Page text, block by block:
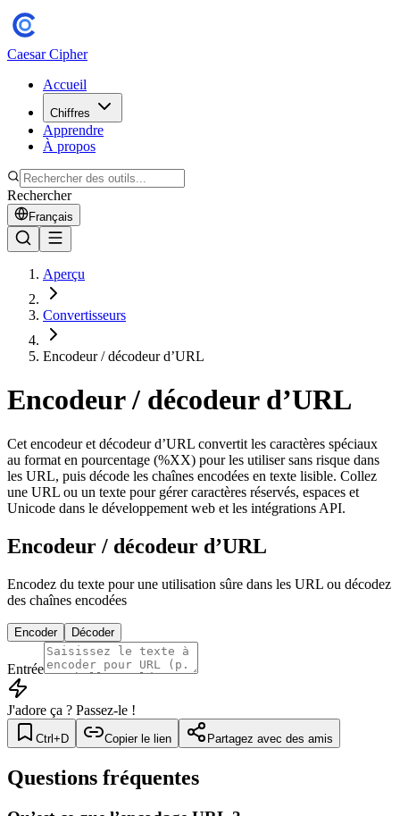
Caesar Cipher
Accueil
Chiffres
Apprendre
À propos
Rechercher
Français
Aperçu
Convertisseurs
Encodeur / décodeur d’URL
Encodeur / décodeur d’URL
Cet encodeur et décodeur d’URL convertit les caractères spéciaux
au format en pourcentage (%XX) pour les utiliser sans risque dans
les URL, puis décode les chaînes encodées en texte lisible. Collez
une URL ou un texte pour gérer caractères réservés, espaces et
Unicode dans le développement web et les intégrations API.
Encodeur / décodeur d’URL
Encodez du texte pour une utilisation sûre dans les URL ou décodez
des chaînes encodées
Encoder Décoder
Entrée
J'adore ça ? Passez-le !
Ctrl+D Copier le lien Partagez avec des amis
Questions fréquentes